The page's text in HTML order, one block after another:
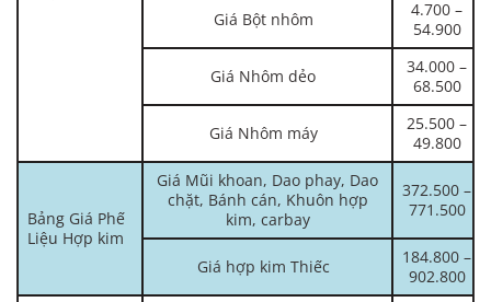
Giá Bột nhôm
4.700 –
54.900
Giá Nhôm dẻo
34.000 –
68.500
Giá Nhôm máy
25.500 –
49.800
Bảng Giá Phế
Liệu Hợp kim
Giá Mũi khoan, Dao phay, Dao
chặt, Bánh cán, Khuôn hợp
kim, carbay
372.500 –
771.500
Giá hợp kim Thiếc
184.800 –
902.800